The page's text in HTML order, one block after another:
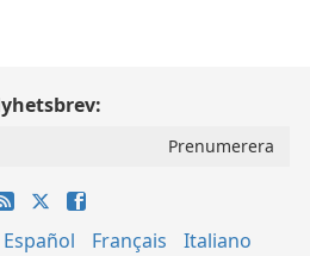
Español Français
Italiano